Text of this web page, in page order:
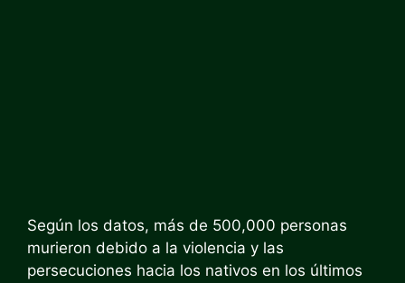
Según los datos, más de 500,000 personas
murieron debido a la violencia y las
persecuciones hacia los nativos en los últimos